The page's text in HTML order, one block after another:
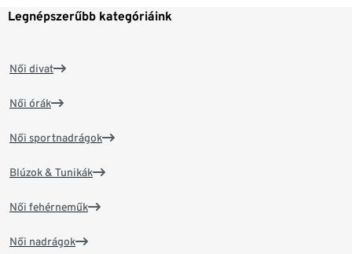
Legnépszerűbb kategóriáink
Női divat
Női órák
Női sportnadrágok
Blúzok & Tunikák
Női fehérneműk
Női nadrágok